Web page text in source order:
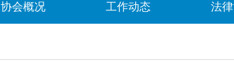
协会概况 工作动态 法